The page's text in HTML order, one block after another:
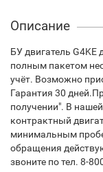
Описание
БУ двигатель G4KE
полным пакетом
учёт. Возможно
Гарантия 30
получении". В
контрактный
минимальным
обращения
звоните по тел. 8-